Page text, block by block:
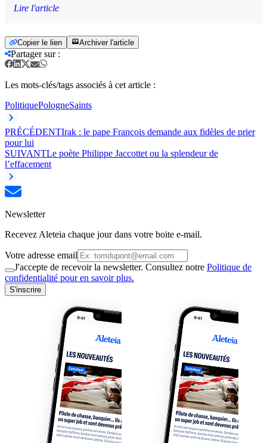
Lire l'article
Copier le lien Archiver l'article
Partager sur:
Les mots-clés/tags associés à cet article :
PolitiquePologneSaints
PRÉCÉDENTIrak : le pape François demande aux fidèles de prier
pour lui
SUIVANTLe poète Philippe Jaccottet ou la splendeur de
l’effacement
Newsletter
Recevez Aleteia chaque jour dans votre boite e-mail.
Votre adresse email
J'accepte de recevoir la newsletter. Consultez notre Politique de
confidentialité pour en savoir plus.
S'inscrire